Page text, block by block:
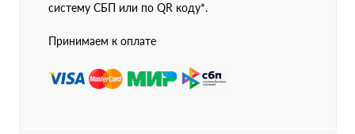
систему СБП или по QR коду*.
Принимаем к оплате